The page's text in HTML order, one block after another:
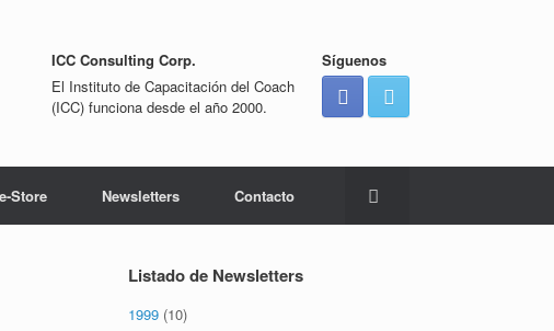
ICC Consulting Corp.
El Instituto de Capacitación del Coach
(ICC) funciona desde el año 2000.
Síguenos
e-Store Newsletters Contacto
Listado de Newsletters
1999 (10)